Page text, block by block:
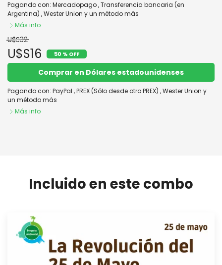
Pagando con: Mercadopago,Transferencia bancaria (en
Argentina) ,Wester Union y un método más
Más info
U$S32
U$S16 50 % OFF
Comprar en Dólares estadounidenses
Pagando con: PayPal ,PREX (Sólo desde otro PREX) ,Wester Union y
un método más
Más info
Incluido en este combo